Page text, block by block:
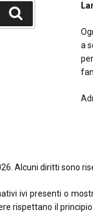
a
Alcuni diritti sono
ivi presenti o
rispettano il